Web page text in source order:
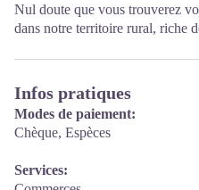
Nul doute que vous trouverez
dans notre territoire rural, riche
Infos pratiques
Modes de paiement:
Chèque, Espèces
Services: